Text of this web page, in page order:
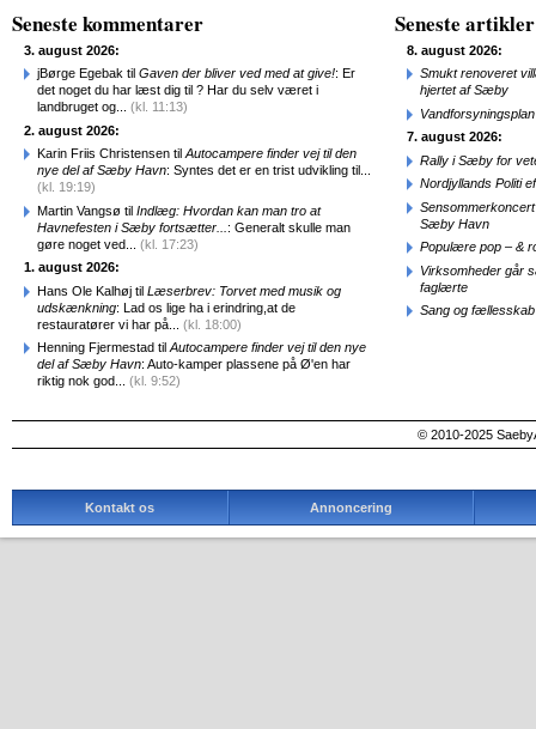
Seneste kommentarer
3. august 2026:
jBørge Egebak til Gaven der bliver ved med at give!: Er
det noget du har læst dig til ? Har du selv været i
landbruget og... (kl. 11:13)
2. august 2026:
Karin Friis Christensen til Autocampere finder vej til den
nye del af Sæby Havn: Syntes det er en trist udvikling til...
(kl. 19:19)
Martin Vangsø til Indlæg: Hvordan kan man tro at
Havnefesten i Sæby fortsætter... : Generalt skulle man
gøre noget ved... (kl. 17:23)
1. august 2026:
Hans Ole Kalhøj til Læserbrev: Torvet med musik og
udskænkning: Lad os lige ha i erindring,at de
restauratører vi har på... (kl. 18:00)
Henning Fjermestad til Autocampere finder vej til den nye
del af Sæby Havn: Auto-kamper plassene på Ø'en har
riktig nok god... (kl. 9:52)
Seneste artikler
8. august 2026:
Smukt renoveret
hjertet af Sæby
7. august 2026:
Rally i Sæby for
Nordjyllands Politi
Sæby Havn
Populære pop – &
Virksomheder går
faglærte
Sang og
© 2010-2025
Kontakt os Annoncering